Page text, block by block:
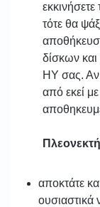
τότε θα
δίσκων
ΗΥ σας. Αν
από εκεί
αποκτάτε
ουσιαστικά